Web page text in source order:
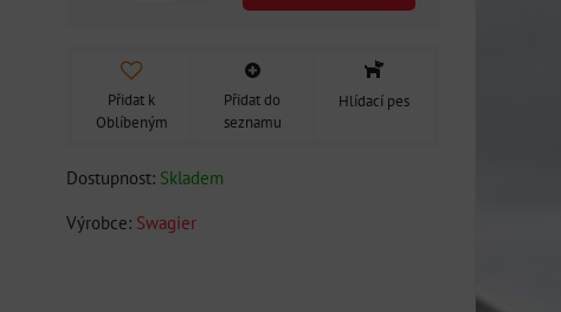
Přidat k
Oblíbeným
Přidat do
seznamu
Hlídací pes
Dostupnost: Skladem
Výrobce: Swagier